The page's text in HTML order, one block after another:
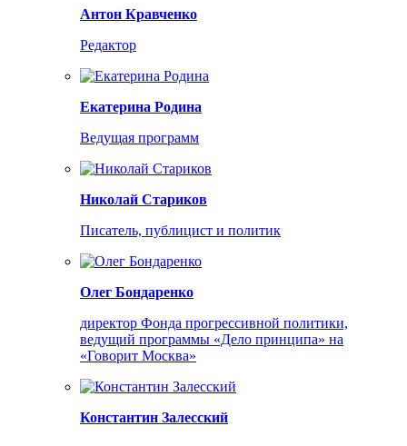
Антон Кравченко
Редактор
Екатерина Родина
Ведущая программ
Николай Стариков
Писатель, публицист и политик
Олег Бондаренко
директор Фонда прогрессивной политики,
ведущий программы «Дело принципа» на
«Говорит Москва»
Константин Залесский